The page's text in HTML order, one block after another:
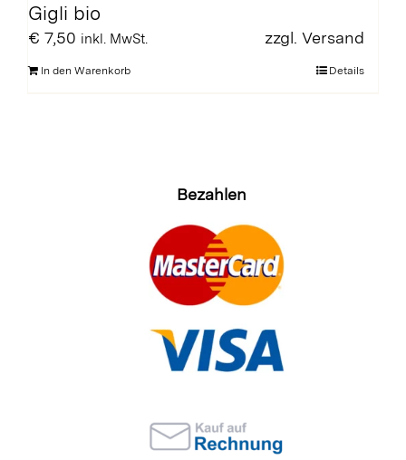
Gigli bio
€ 7,50 inkl. MwSt. zzgl. Versand
In den Warenkorb Details
Bezahlen